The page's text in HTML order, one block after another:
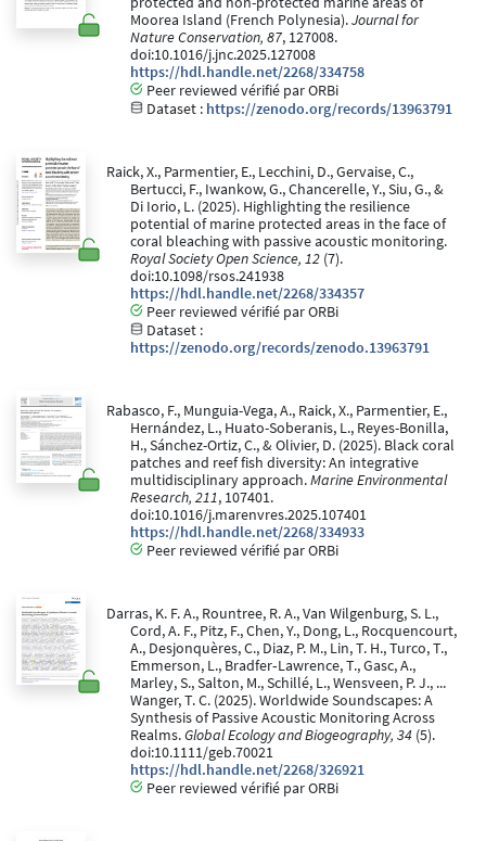
Moorea Island (French Polynesia).Journal for
Nature Conservation, 87, 127008.
doi:10.1016/j.jnc.2025.127008
https://hdl.handle.net/2268/334758
Peer reviewed vérifié par ORBi
Dataset : https://zenodo.org/records/13963791
Raick, X., Parmentier, E., Lecchini, D., Gervaise, C.,
Bertucci, F., Iwankow, G., Chancerelle, Y., Siu, G., &
Di Iorio, L. (2025). Highlighting the resilience
potential of marine protected areas in the face of
coral bleaching with passive acoustic monitoring.
Royal Society Open Science, 12 (7).
doi:10.1098/rsos.241938
https://hdl.handle.net/2268/334357
Peer reviewed vérifié par ORBi
Dataset :
https://zenodo.org/records/zenodo.13963791
Rabasco, F., Munguia-Vega, A., Raick, X., Parmentier, E.,
Hernández, L., Huato-Soberanis, L., Reyes-Bonilla,
H., Sánchez-Ortiz, C., & Olivier, D. (2025). Black coral
patches and reef fish diversity: An integrative
multidisciplinary approach.Marine Environmental
Research, 211, 107401.
doi:10.1016/j.marenvres.2025.107401
https://hdl.handle.net/2268/334933
Peer reviewed vérifié par ORBi
Darras, K. F. A., Rountree, R. A., Van Wilgenburg, S. L.,
Cord, A. F., Pitz, F., Chen, Y., Dong, L., Rocquencourt,
A., Desjonquères, C., Diaz, P. M., Lin, T. H., Turco, T.,
Emmerson, L., Bradfer‐Lawrence, T., Gasc, A.,
Marley, S., Salton, M., Schillé, L., Wensveen, P. J., ...
Wanger, T. C. (2025). Worldwide Soundscapes: A
Synthesis of Passive Acoustic Monitoring Across
Realms.Global Ecology and Biogeography, 34 (5).
doi:10.1111/geb.70021
https://hdl.handle.net/2268/326921
Peer reviewed vérifié par ORBi